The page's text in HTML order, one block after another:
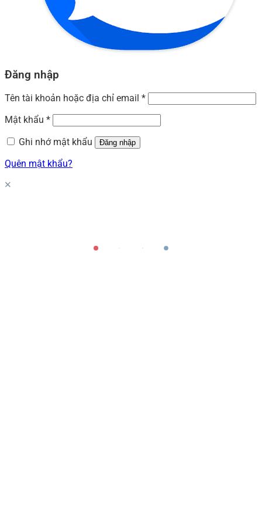
Đăng nhập
Tên tài khoản hoặc địa chỉ email *
Mật khẩu *
Ghi nhớ mật khẩu
Đăng nhập
Quên mật khẩu?